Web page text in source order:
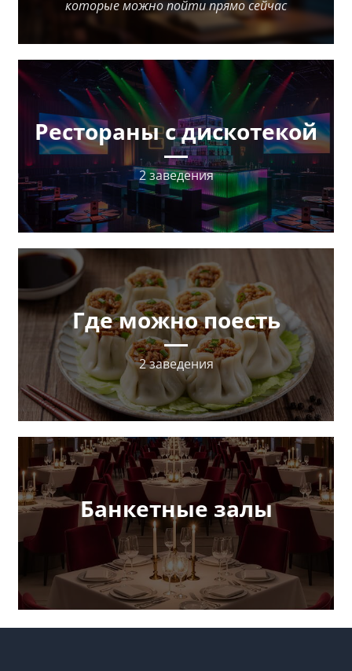
которые можно пойти прямо сейчас
Рестораны с дискотекой
2 заведения
Где можно поесть
2 заведения
Банкетные залы